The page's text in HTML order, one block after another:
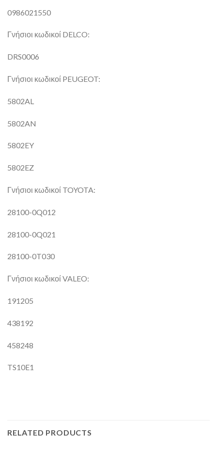
0986021550
Γνήσιοι κωδικοί DELCO:
DRS0006
Γνήσιοι κωδικοί PEUGEOT:
5802AL
5802AN
5802EY
5802EZ
Γνήσιοι κωδικοί TOYOTA:
28100-0Q012
28100-0Q021
28100-0T030
Γνήσιοι κωδικοί VALEO:
191205
438192
458248
TS10E1
RELATED PRODUCTS